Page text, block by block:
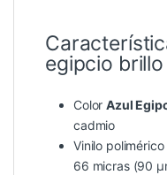
egipcio brillo
ColorAzul
cadmio
Vinilo
66 micras (90